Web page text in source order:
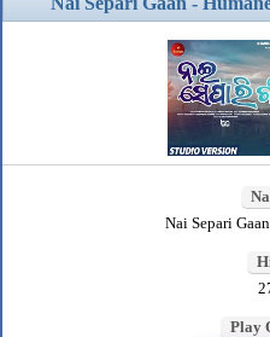
Nai Separi
Play